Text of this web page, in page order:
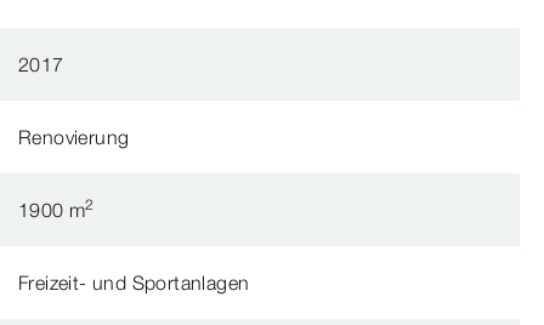
2017
Renovierung
1900 m2
Freizeit- und Sportanlagen